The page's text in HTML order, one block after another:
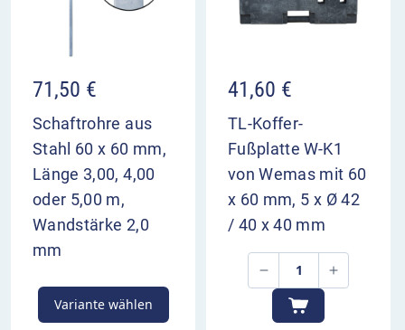
71,50 €
Schaftrohre aus
Stahl 60 x 60 mm,
Länge 3,00, 4,00
oder 5,00 m,
Wandstärke 2,0
mm
Variante wählen
41,60 €
TL-Koffer-
Fußplatte W-K1
von Wemas mit 60
x 60 mm, 5 x Ø 42
/ 40 x 40 mm